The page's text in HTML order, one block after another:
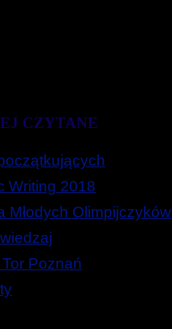
CZYTANE
Writing 2018
Młodych Olimpijczyków
Poznań